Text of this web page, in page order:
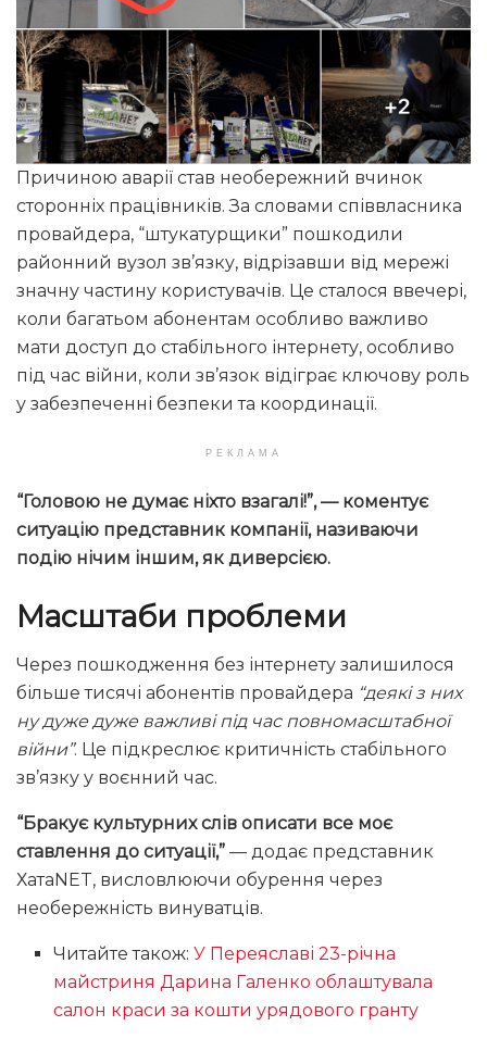
Причиною аварії став необережний вчинок
сторонніх працівників. За словами співвласника
провайдера, “штукатурщики” пошкодили
районний вузол зв’язку, відрізавши від мережі
значну частину користувачів. Це сталося ввечері,
коли багатьом абонентам особливо важливо
мати доступ до стабільного інтернету, особливо
під час війни, коли зв’язок відіграє ключову роль
у забезпеченні безпеки та координації.
РЕКЛАМА
“Головою не думає ніхто взагалі!”, — коментує
ситуацію представник компанії, називаючи
подію нічим іншим, як диверсією.
Масштаби проблеми
Через пошкодження без інтернету залишилося
більше тисячі абонентів провайдера “деякі з них
ну дуже дуже важливі під час повномасштабної
війни”. Це підкреслює критичність стабільного
зв’язку у воєнний час.
“Бракує культурних слів описати все моє
ставлення до ситуації,” — додає представник
ХатаNET, висловлюючи обурення через
необережність винуватців.
Читайте також:У Переяславі 23-річна
майстриня Дарина Галенко облаштувала
салон краси за кошти урядового гранту